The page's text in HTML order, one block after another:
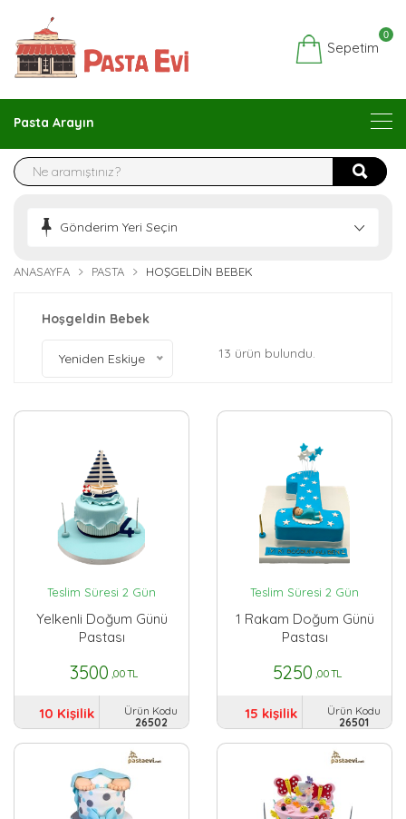
Sepetim
0
Pasta Arayın
Gönderim Yeri Seçin
ANASAYFA PASTA HOŞGELDIN BEBEK
Hoşgeldin Bebek
Yeniden Eskiye 13 ürün bulundu.
Teslim Süresi 2 Gün
Yelkenli Doğum Günü
Pastası
3500 ,00 TL
10 Kişilik
Ürün Kodu
26502
Teslim Süresi 2 Gün
1 Rakam Doğum Günü
Pastası
5250 ,00 TL
15 kişilik
Ürün Kodu
26501